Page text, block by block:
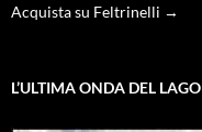
Acquista su Feltrinelli →
L’ULTIMA ONDA DEL LAGO